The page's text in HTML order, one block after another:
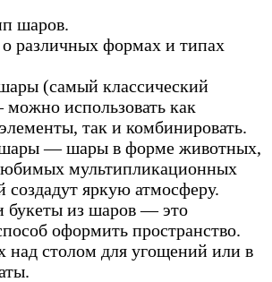
шаров.
различных формах и типах
(самый классический
использовать как
так и комбинировать.
— шары в форме животных,
мультипликационных
создадут яркую атмосферу.
букеты из шаров — это
оформить пространство.
над столом для угощений или в